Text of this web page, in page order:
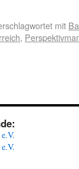
mit
,